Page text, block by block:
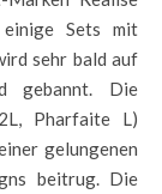
Sets mit
sehr bald auf
gebannt. Die
Pharfaite L)
gelungenen
beitrug. Die